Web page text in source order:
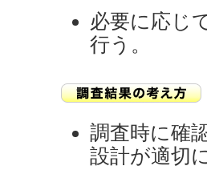
必要に応じ
行う。
調査時に確
設計が適切